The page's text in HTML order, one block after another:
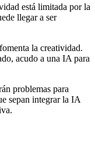
está limitada por la
llegar a ser
la creatividad.
acudo a una IA para
problemas para
sepan integrar la IA